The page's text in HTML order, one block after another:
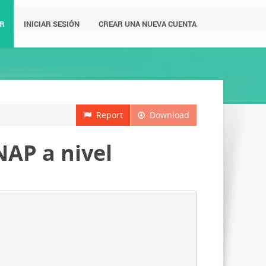
INICIAR SESIÓN CREAR UNA NUEVA CUENTA
Download
Report
a nivel